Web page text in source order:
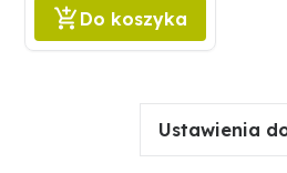
Do koszyka
Ustawienia